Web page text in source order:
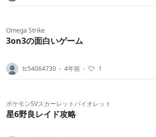
Omega Strike
3on3の面白いゲーム
tc54064730 ・ 4年前 ・ 1
ポケモンSVスカーレットバイオレット
星6野良レイド攻略